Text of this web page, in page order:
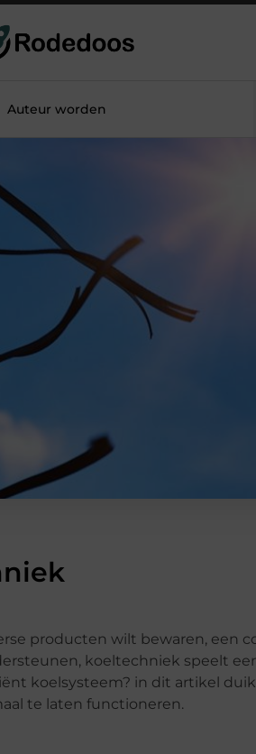
Auteur worden
producten wilt bewaren, een
koeltechniek speelt
koelsysteem? in dit artikel
te laten functioneren.